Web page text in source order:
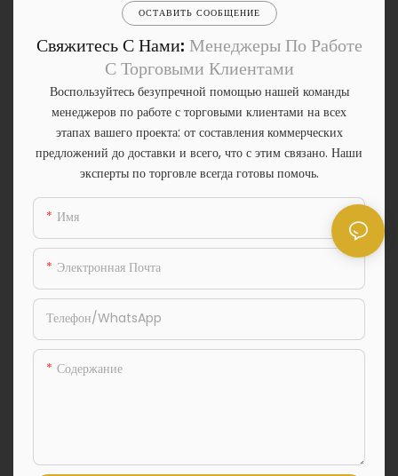
ОСТАВИТЬ СООБЩЕНИЕ
Свяжитесь С Нами: Менеджеры По Работе
С Торговыми Клиентами
Воспользуйтесь безупречной помощью нашей команды
менеджеров по работе с торговыми клиентами на всех
этапах вашего проекта: от составления коммерческих
предложений до доставки и всего, что с этим связано. Наши
эксперты по торговле всегда готовы помочь.
Имя
Электронная Почта
Телефон/WhatsApp
Содержание